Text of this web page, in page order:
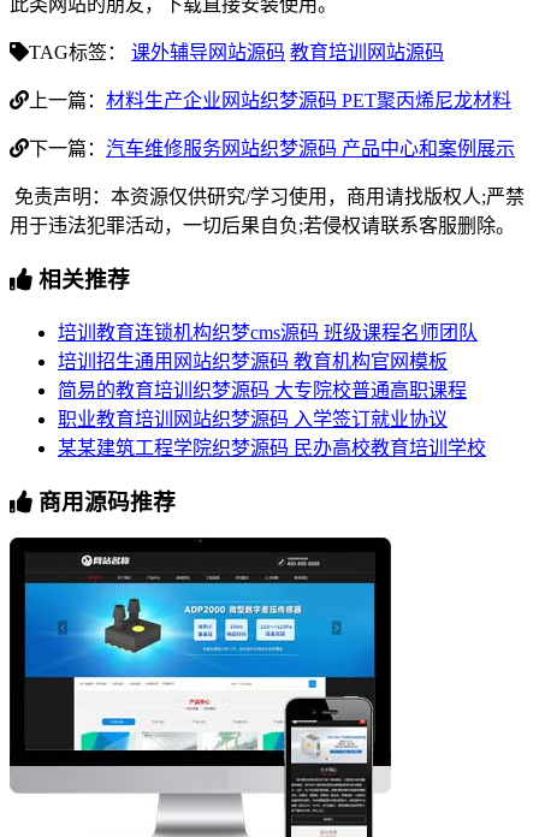
此类网站的朋友，下载直接安装使用。
TAG标签： 课外辅导网站源码 教育培训网站源码
上一篇： 材料生产企业网站织梦源码 PET聚丙烯尼龙材料
下一篇： 汽车维修服务网站织梦源码 产品中心和案例展示
免责声明：本资源仅供研究/学习使用，商用请找版权人;严禁
用于违法犯罪活动，一切后果自负;若侵权请联系客服删除。
相关推荐
培训教育连锁机构织梦cms源码 班级课程名师团队
培训招生通用网站织梦源码 教育机构官网模板
简易的教育培训织梦源码 大专院校普通高职课程
职业教育培训网站织梦源码 入学签订就业协议
某某建筑工程学院织梦源码 民办高校教育培训学校
商用源码推荐